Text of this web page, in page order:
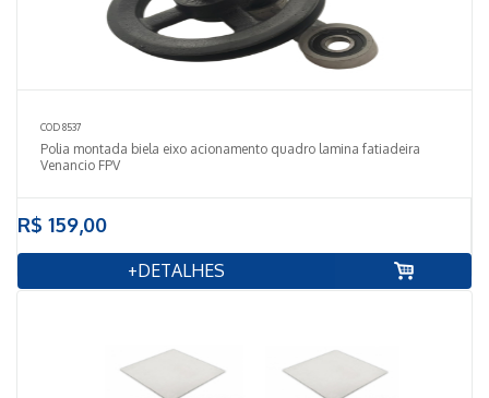
COD 8537
Polia montada biela eixo acionamento quadro lamina fatiadeira
Venancio FPV
R$ 159,00
+DETALHES